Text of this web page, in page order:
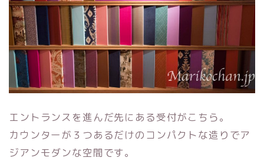
エントランスを進んだ先にある受付がこちら。
カウンターが３つあるだけのコンパクトな造りでア
ジアンモダンな空間です。